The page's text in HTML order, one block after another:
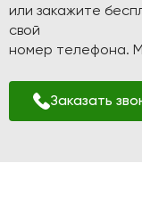
или закажите
свой
номер телефона.
Заказать